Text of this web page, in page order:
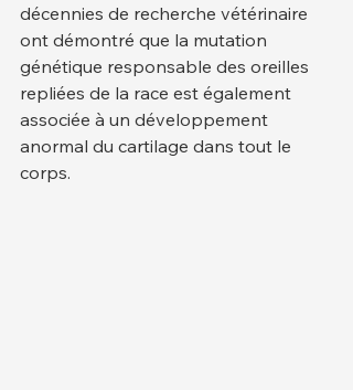
décennies de recherche vétérinaire
ont démontré que la mutation
génétique responsable des oreilles
repliées de la race est également
associée à un développement
anormal du cartilage dans tout le
corps.